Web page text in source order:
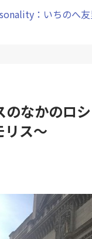
のなかのロ
リス〜